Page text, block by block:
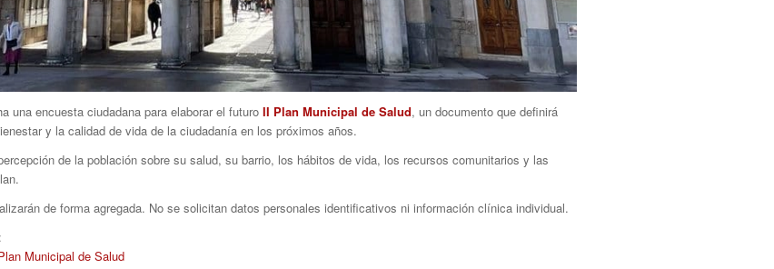
una encuesta ciudadana para elaborar el futuro II Plan Municipal de Salud, un documento que definirá
y la calidad de vida de la ciudadanía en los próximos años.
de la población sobre su salud, su barrio, los hábitos de vida, los recursos comunitarios y las
de forma agregada. No se solicitan datos personales identificativos ni información clínica individual.
Municipal de Salud